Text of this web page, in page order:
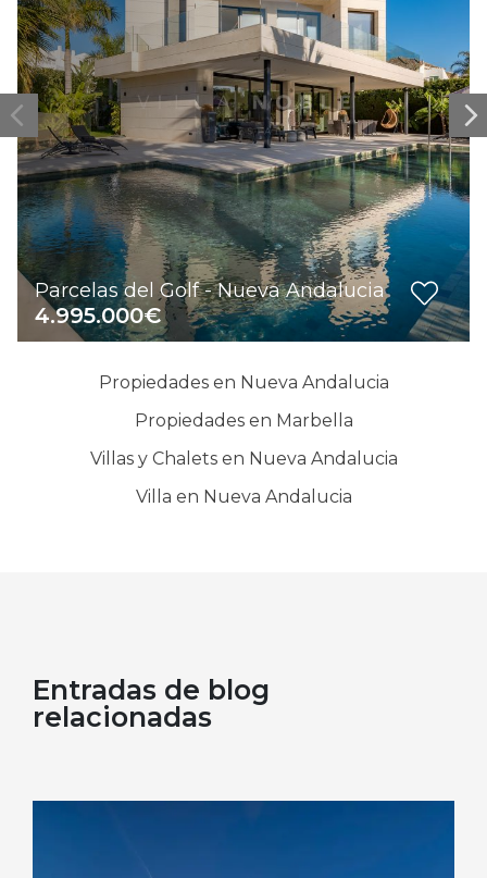
Parcelas del Golf - Nueva Andalucia
4.995.000€
Propiedades en Nueva Andalucia
Propiedades en Marbella
Villas y Chalets en Nueva Andalucia
Villa en Nueva Andalucia
Entradas de blog
relacionadas